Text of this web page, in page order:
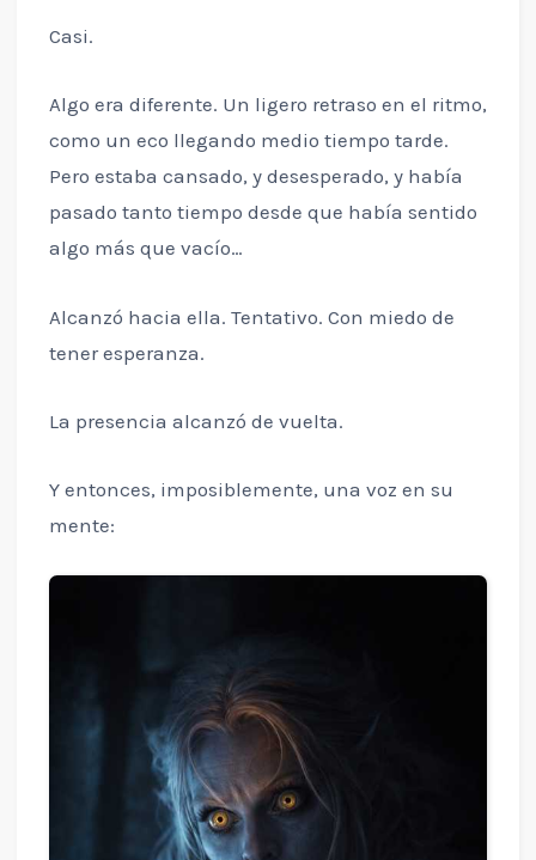
Casi.
Algo era diferente. Un ligero retraso en el ritmo,
como un eco llegando medio tiempo tarde.
Pero estaba cansado, y desesperado, y había
pasado tanto tiempo desde que había sentido
algo más que vacío…
Alcanzó hacia ella. Tentativo. Con miedo de
tener esperanza.
La presencia alcanzó de vuelta.
Y entonces, imposiblemente, una voz en su
mente: